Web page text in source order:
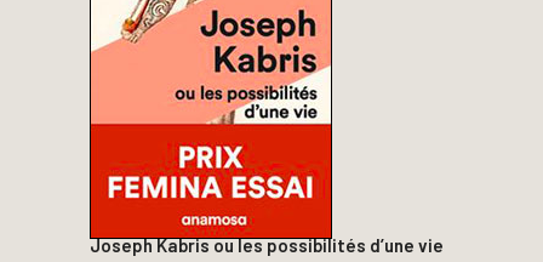
Joseph Kabris ou les possibilités d’une vie